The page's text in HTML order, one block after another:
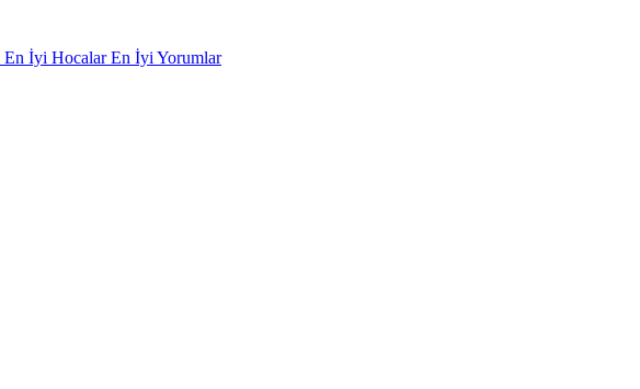
En İyi HocalarEn İyi Yorumlar